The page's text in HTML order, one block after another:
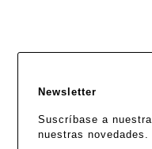
Newsletter
Suscríbase a
nuestras novedades.